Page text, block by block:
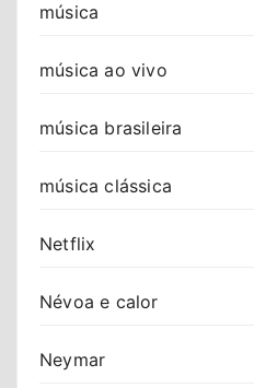
música
música ao vivo
música brasileira
música clássica
Netflix
Névoa e calor
Neymar